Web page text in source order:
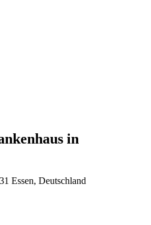
in
Essen, Deutschland